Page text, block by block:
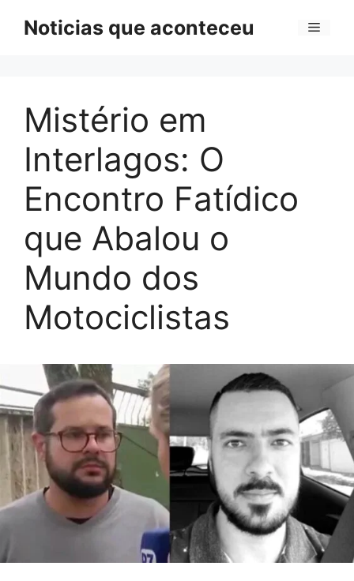
Noticias que aconteceu Menu
Mistério em
Interlagos: O
Encontro Fatídico
que Abalou o
Mundo dos
Motociclistas